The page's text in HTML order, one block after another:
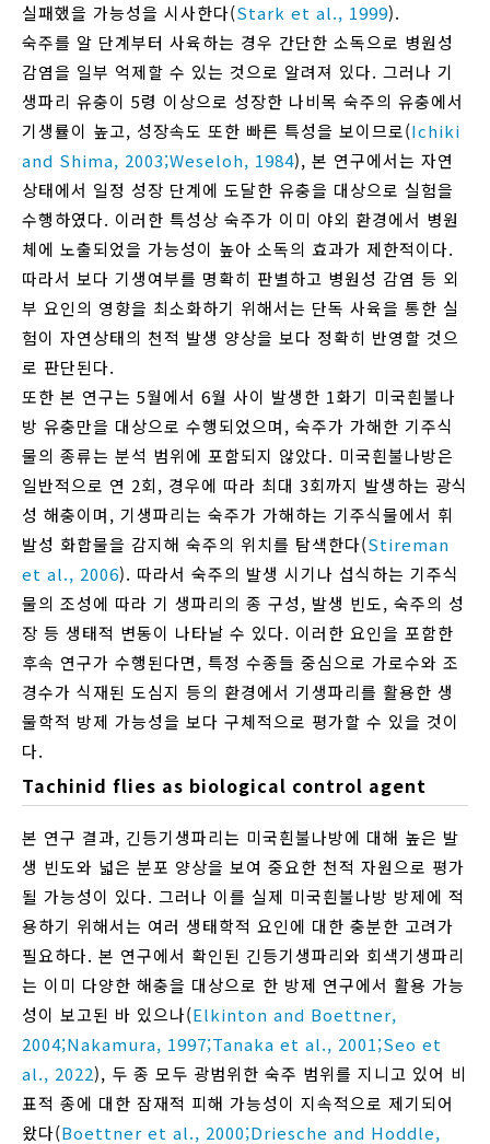
실패했을 가능성을 시사한다(Stark et al., 1999).
숙주를 알 단계부터 사육하는 경우 간단한 소독으로 병원성
감염을 일부 억제할 수 있는 것으로 알려져 있다. 그러나 기
생파리 유충이 5령 이상으로 성장한 나비목 숙주의 유충에서
기생률이 높고, 성장속도 또한 빠른 특성을 보이므로(Ichiki
and Shima, 2003;Weseloh, 1984), 본 연구에서는 자연
상태에서 일정 성장 단계에 도달한 유충을 대상으로 실험을
수행하였다. 이러한 특성상 숙주가 이미 야외 환경에서 병원
체에 노출되었을 가능성이 높아 소독의 효과가 제한적이다.
따라서 보다 기생여부를 명확히 판별하고 병원성 감염 등 외
부 요인의 영향을 최소화하기 위해서는 단독 사육을 통한 실
험이 자연상태의 천적 발생 양상을 보다 정확히 반영할 것으
로 판단된다.
또한 본 연구는 5월에서 6월 사이 발생한 1화기 미국흰불나
방 유충만을 대상으로 수행되었으며, 숙주가 가해한 기주식
물의 종류는 분석 범위에 포함되지 않았다. 미국흰불나방은
일반적으로 연 2회, 경우에 따라 최대 3회까지 발생하는 광식
성 해충이며, 기생파리는 숙주가 가해하는 기주식물에서 휘
발성 화합물을 감지해 숙주의 위치를 탐색한다(Stireman
et al., 2006). 따라서 숙주의 발생 시기나 섭식하는 기주식
물의 조성에 따라 기 생파리의 종 구성, 발생 빈도, 숙주의 성
장 등 생태적 변동이 나타날 수 있다. 이러한 요인을 포함한
후속 연구가 수행된다면, 특정 수종들 중심으로 가로수와 조
경수가 식재된 도심지 등의 환경에서 기생파리를 활용한 생
물학적 방제 가능성을 보다 구체적으로 평가할 수 있을 것이
다.
Tachinid flies as biological control agent
본 연구 결과, 긴등기생파리는 미국흰불나방에 대해 높은 발
생 빈도와 넓은 분포 양상을 보여 중요한 천적 자원으로 평가
될 가능성이 있다. 그러나 이를 실제 미국흰불나방 방제에 적
용하기 위해서는 여러 생태학적 요인에 대한 충분한 고려가
필요하다. 본 연구에서 확인된 긴등기생파리와 회색기생파리
는 이미 다양한 해충을 대상으로 한 방제 연구에서 활용 가능
성이 보고된 바 있으나(Elkinton and Boettner,
2004;Nakamura, 1997;Tanaka et al., 2001;Seo et
al., 2022), 두 종 모두 광범위한 숙주 범위를 지니고 있어 비
표적 종에 대한 잠재적 피해 가능성이 지속적으로 제기되어
왔다(Boettner et al., 2000;Driesche and Hoddle,